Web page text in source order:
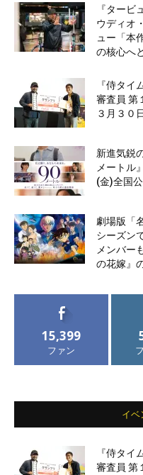
『タービ
ウディオ
ュー「本
の核心へ
『侍タイ
審査員 第
３月３０
新進気鋭
メートル
(金)全国
劇場版「
シーズン
メンバー
の花嫁』
15,399
ファン
イベ
『侍タイ
審査員 第